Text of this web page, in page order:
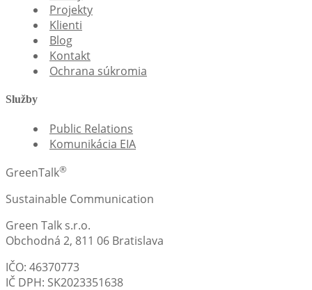
Projekty
Klienti
Blog
Kontakt
Ochrana súkromia
Služby
Public Relations
Komunikácia EIA
GreenTalk®
Sustainable Communication
Green Talk s.r.o.
Obchodná 2, 811 06 Bratislava
IČO: 46370773
IČ DPH: SK2023351638